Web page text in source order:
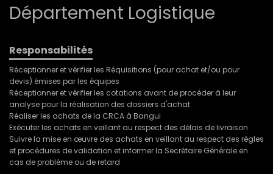
Département Logistique
Responsabilités
Réceptionner et vérifier les Réquisitions (pour achat et/ou pour
devis) émises par les équipes
Réceptionner et vérifier les cotations avant de procéder à leur
analyse pour la réalisation des dossiers d'achat
Réaliser les achats de la CRCA à Bangui
Exécuter les achats en veillant au respect des délais de livraison
Suivre la mise en œuvre des achats en veillant au respect des règles
et procédures de validation et informer la Secrétaire Générale en
cas de problème ou de retard